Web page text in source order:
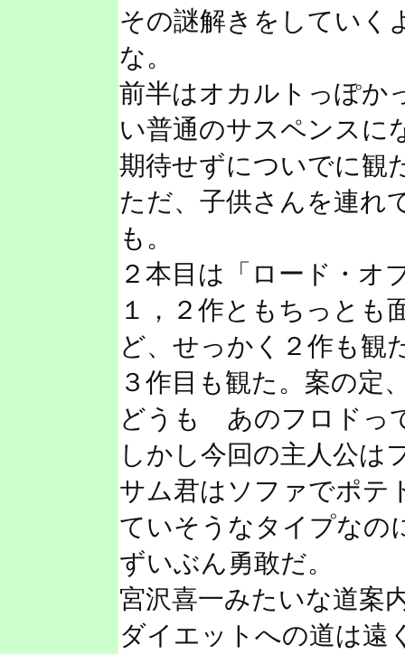
その謎解きをしてい
な。
前半はオカルトっぽ
い普通のサスペンスに
期待せずについでに観
ただ、子供さんを連れ
も。
２本目は「ロード・オ
１，２作ともちっとも
ど、せっかく２作も観
３作目も観た。案の定
どうも あのフロドっ
しかし今回の主人公は
サム君はソファでポテ
ていそうなタイプなの
ずいぶん勇敢だ。
宮沢喜一みたいな道案
ダイエットへの道は遠